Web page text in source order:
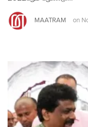
MAATRAM on